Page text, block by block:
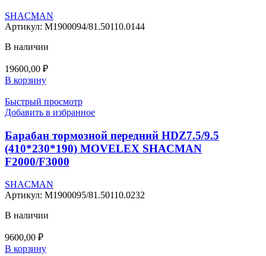
SHACMAN
Артикул: M1900094/81.50110.0144
В наличии
19600,00 ₽
В корзину
Быстрый просмотр
Добавить в избранное
Барабан тормозной передний HDZ7.5/9.5
(410*230*190) MOVELEX SHACMAN
F2000/F3000
SHACMAN
Артикул: M1900095/81.50110.0232
В наличии
9600,00 ₽
В корзину